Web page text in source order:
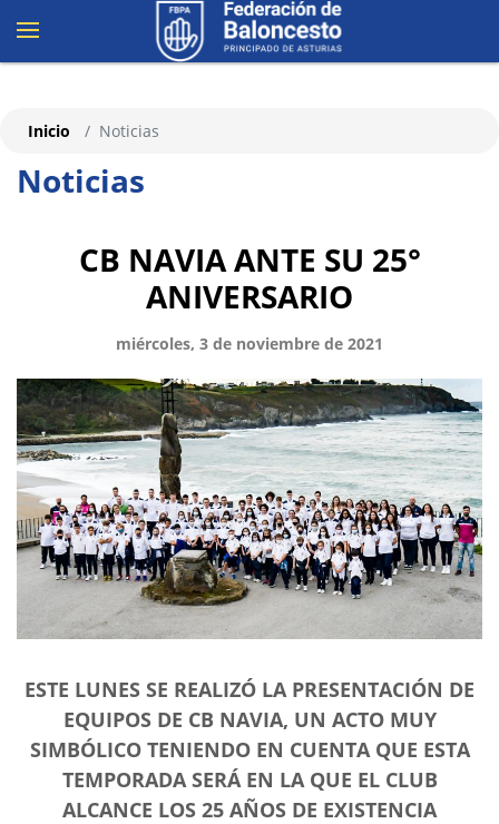
Noticias
Inicio Noticias
CB NAVIA ANTE SU 25°
ANIVERSARIO
miércoles, 3 de noviembre de 2021
ESTE LUNES SE REALIZÓ LA PRESENTACIÓN DE
EQUIPOS DE CB NAVIA, UN ACTO MUY
SIMBÓLICO TENIENDO EN CUENTA QUE ESTA
TEMPORADA SERÁ EN LA QUE EL CLUB
ALCANCE LOS 25 AÑOS DE EXISTENCIA